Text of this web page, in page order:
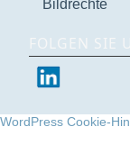
Bildrechte
FOLGEN SIE
WordPress Cookie-